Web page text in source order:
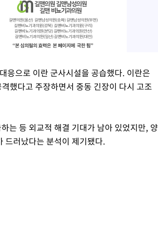
응으로 이란 군사시설을 공습했다. 이란은
했다고 주장하면서 중동 긴장이 다시 고조
는 등 외교적 해결 기대가 남아 있었지만, 양
드러났다는 분석이 제기됐다.